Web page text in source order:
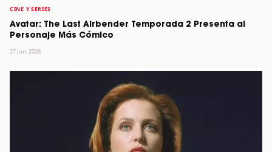
CINE Y SERIES
Avatar: The Last Airbender Temporada 2 Presenta al
Personaje Más Cómico
27 Jun, 2026